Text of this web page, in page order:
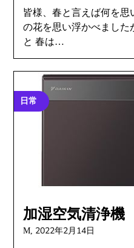
皆様、春と言えば何を
の花を思い浮かべました
と 春は…
日常
加湿空気清浄機
M, 2022年2月14日